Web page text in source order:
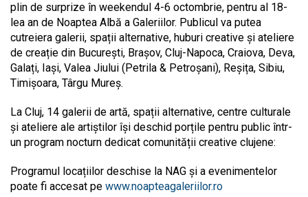
plin de surprize în weekendul 4-6 octombrie, pentru al 18-
lea an de Noaptea Albă a Galeriilor. Publicul va putea
cutreiera galerii, spații alternative, huburi creative și ateliere
de creație din București, Brașov, Cluj-Napoca, Craiova, Deva,
Galați, Iași, Valea Jiului (Petrila & Petroșani), Reșița, Sibiu,
Timișoara, Târgu Mureș.
La Cluj, 14 galerii de artă, spații alternative, centre culturale
și ateliere ale artiștilor își deschid porțile pentru public într-
un program nocturn dedicat comunității creative clujene:
Programul locațiilor deschise la NAG și a evenimentelor
poate fi accesat pe www.noapteagaleriilor.ro